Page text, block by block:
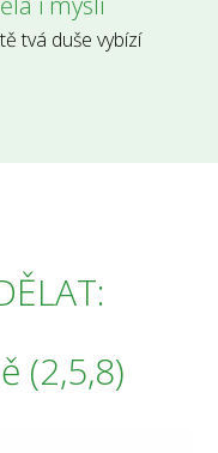
tvá duše vybízí
(2,5,8)